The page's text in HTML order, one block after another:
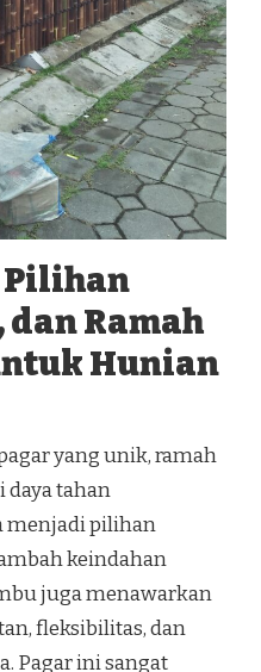
Pilihan
Ramah
Hunian
yang unik, ramah
tahan
menjadi pilihan
keindahan
juga menawarkan
fleksibilitas, dan
Pagar ini sangat